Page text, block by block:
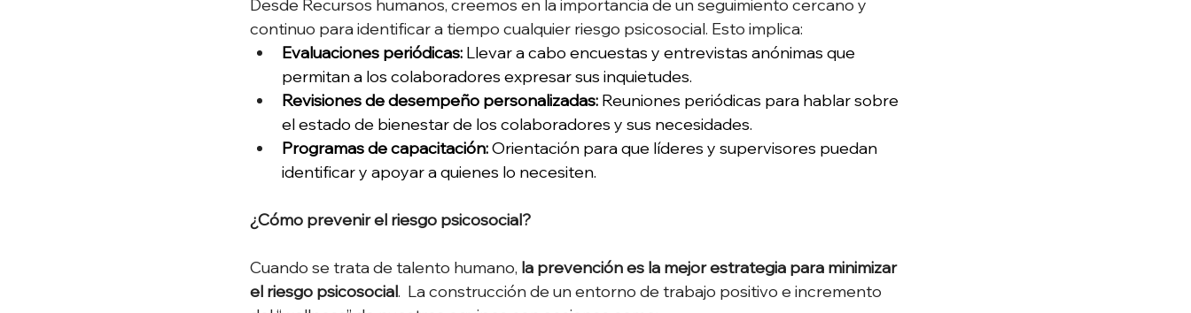
Desde Recursos humanos, creemos en la importancia de un seguimiento cercano y
continuo para identificar a tiempo cualquier riesgo psicosocial. Esto implica:
Evaluaciones periódicas: Llevar a cabo encuestas y entrevistas anónimas que
permitan a los colaboradores expresar sus inquietudes.
Revisiones de desempeño personalizadas: Reuniones periódicas para hablar sobre
el estado de bienestar de los colaboradores y sus necesidades.
Programas de capacitación: Orientación para que líderes y supervisores puedan
identificar y apoyar a quienes lo necesiten.
¿Cómo prevenir el riesgo psicosocial?
Cuando se trata de talento humano, la prevención es la mejor estrategia para minimizar
el riesgo psicosocial.  La construcción de un entorno de trabajo positivo e incremento